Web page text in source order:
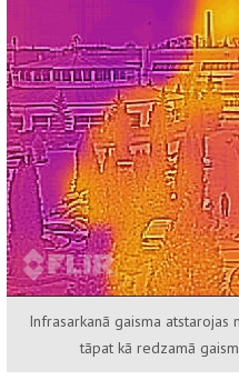
Infrasarkanā gaisma
tāpat kā redzamā